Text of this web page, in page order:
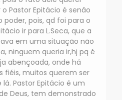
Pastor Epitácio é senão
poder, pois, qd foi para o
ir para L.Seca, que a
em uma situação não
ninguem queria ir,hj pq é
abençoada, onde há
fiéis, muitos querem ser
lá. Pastor Epitácio é um
Deus, tem demonstrado